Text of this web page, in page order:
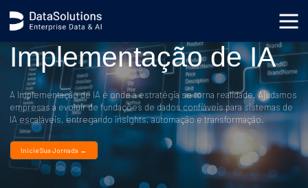
Implementação de IA
A Implementação de IA é onde a estratégia se torna realidade. Ajudamos
empresas a evoluir de fundações de dados confiáveis para sistemas de
IA escaláveis, entregando insights, automação e transformação.
Inicie Sua Jornada →